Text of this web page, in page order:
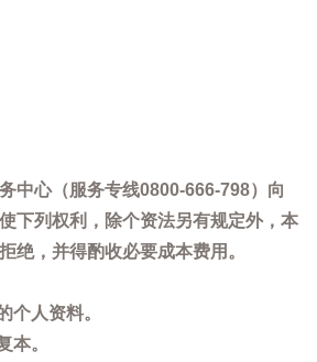
中心（服务专线0800-666-798）向
下列权利，除个资法另有规定外，本
绝，并得酌收必要成本费用。
个人资料。
本。